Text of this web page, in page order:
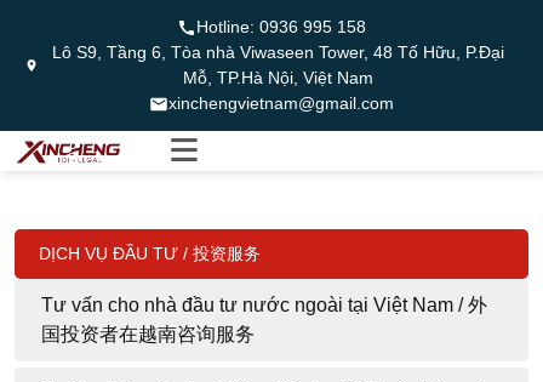
Hotline: 0936 995 158
Lô S9, Tầng 6, Tòa nhà Viwaseen Tower, 48 Tố Hữu, P.Đại
Mỗ, TP.Hà Nội, Việt Nam
xinchengvietnam@gmail.com
DỊCH VỤ ĐẦU TƯ / 投资服务
Tư vấn cho nhà đầu tư nước ngoài tại Việt Nam / 外
国投资者在越南咨询服务